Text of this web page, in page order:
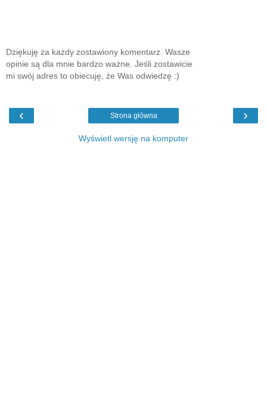
Dziękuję za każdy zostawiony komentarz. Wasze
opinie są dla mnie bardzo ważne. Jeśli zostawicie
mi swój adres to obiecuję, że Was odwiedzę :)
‹ ›
Strona główna
Wyświetl wersję na komputer